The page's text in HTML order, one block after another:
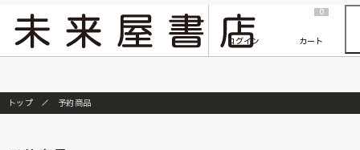
『ONE PIECE magazine 021 ONE PIECEカード付き同梱版』発売延期のご案内
ログイン
0
カート
トップ 予約商品